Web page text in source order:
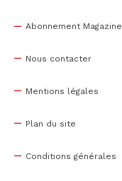
Abonnement Magazine
Nous contacter
Mentions légales
Plan du site
Conditions générales